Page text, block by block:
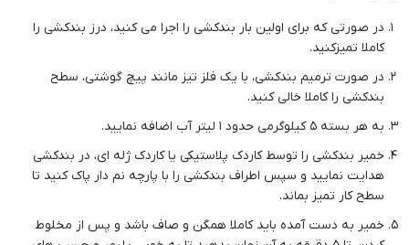
در صورتی که برای اولین بار بندکشی را اجرا می کنید، درز بندکشی را
کاملا تمیزکنید.
در صورت ترمیم بندکشی، با یک فلز تیز مانند پیچ گوشتی، سطح
بندکشی را کاملا خالی کنید.
به هر بسته 5 کیلوگرمی حدود 1 لیتر آب اضافه نمایید.
خمیر بندکشی را توسط کاردک پلاستیکی یا کاردک ژله ای، در بندکشی
هدایت نمایید و سپس اطراف بندکشی را با پارچه نم دار پاک کنید تا
سطح کار تمیز بماند.
خمیر به دست آمده باید کاملا همگن و صاف باشد و پس از مخلوط